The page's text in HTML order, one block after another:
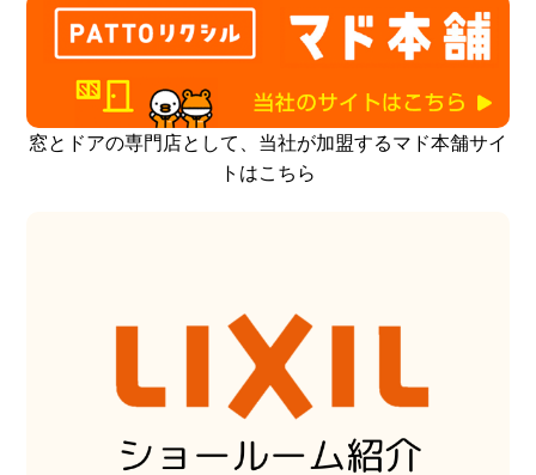
窓とドアの専門店として、当社が加盟するマド本舗サイ
トはこちら